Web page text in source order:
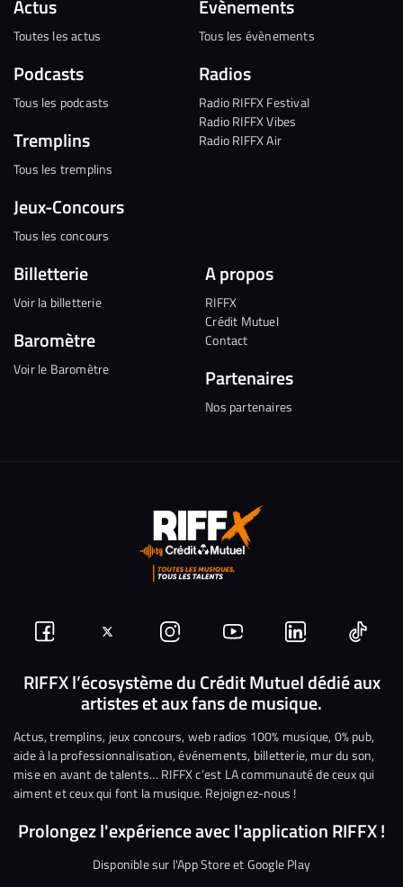
Actus
Toutes les actus
Podcasts
Tous les podcasts
Tremplins
Tous les tremplins
Jeux-Concours
Tous les concours
Évènements
Tous les évènements
Radios
Radio RIFFX Festival
Radio RIFFX Vibes
Radio RIFFX Air
Billetterie
Voir la billetterie
Baromètre
Voir le Baromètre
A propos
RIFFX
Crédit Mutuel
Contact
Partenaires
Nos partenaires
Suivez-
nous
Facebook
Suivez-
nous
sur
Twitter
Nous
rejoindre
sur
Instagram
Nous
rejoindre
sur
YouTube
Nous
rejoindre
sur
Linkedin
Nous
RIFFX l’écosystème du Crédit Mutuel dédié aux
artistes et aux fans de musique.
Actus, tremplins, jeux concours, web radios 100% musique, 0% pub,
aide à la professionnalisation, événements, billetterie, mur du son,
mise en avant de talents… RIFFX c’est LA communauté de ceux qui
aiment et ceux qui font la musique. Rejoignez-nous !
Prolongez l'expérience avec l'application RIFFX !
Disponible sur l'App Store et Google Play